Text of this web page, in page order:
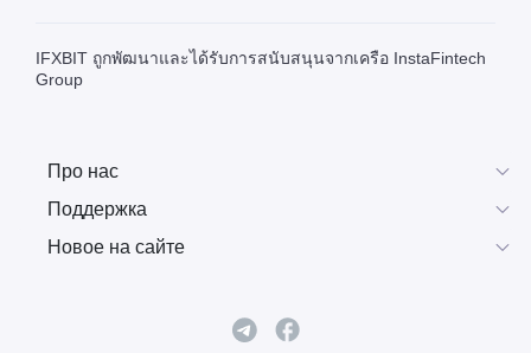
IFXBIT ถูกพัฒนาและได้รับการสนับสนุนจากเครือ InstaFintech
Group
Про нас
Поддержка
Новое на сайте